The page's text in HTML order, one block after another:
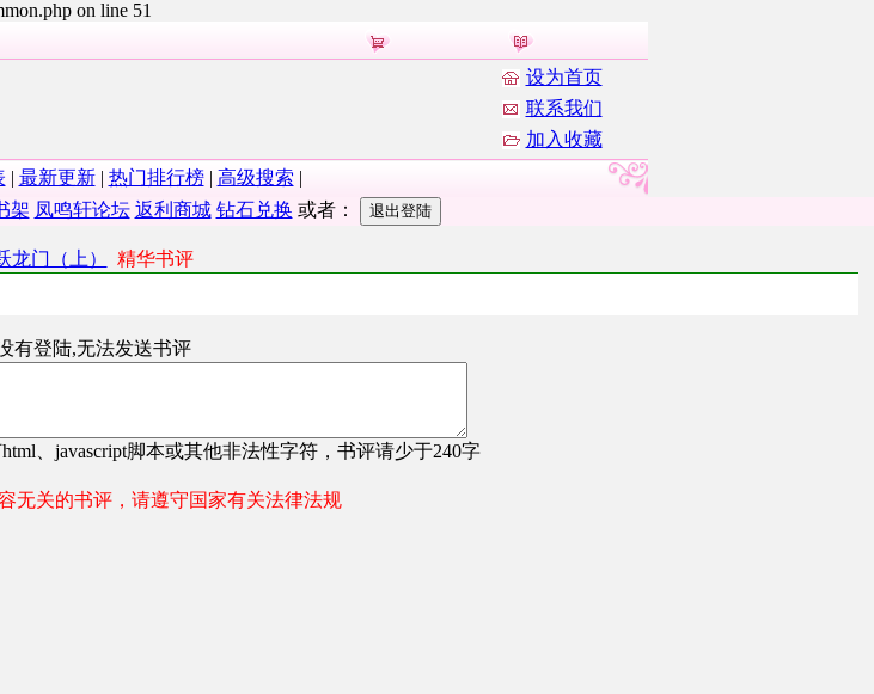
on line 51
设为首页
联系我们
加入收藏
| 最新更新| 热门排行榜| 高级搜索 |
架 凤鸣轩论坛 返利商城 钻石兑换 或者：
龙门（上）
精华书评
有登陆,无法发送书评
、javascript脚本或其他非法性字符，书评请少于240字
无关的书评，请遵守国家有关法律法规